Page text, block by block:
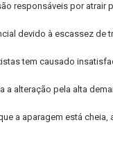
responsáveis por
devido à escassez
tem causado
a alteração pela alta
a aparagem está